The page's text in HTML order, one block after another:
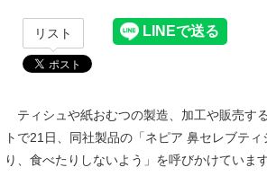
リスト
ティシュや紙おむつの製造、加工や販売す
トで21日、同社製品の「ネピア 鼻セレブテ
り、食べたりしないよう」を呼びかけています